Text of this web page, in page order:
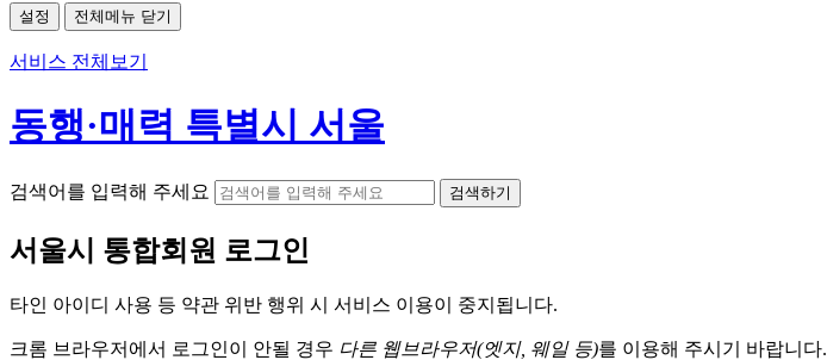
설정 전체메뉴 닫기
서비스 전체보기
동행·매력 특별시 서울
검색어를 입력해 주세요 검색하기
서울시 통합회원 로그인
타인 아이디 사용 등 약관 위반 행위 시 서비스 이용이 중지됩니다.
크롬 브라우저에서 로그인이 안될 경우 다른 웹브라우저(엣지, 웨일 등)를 이용해 주시기 바랍니다.